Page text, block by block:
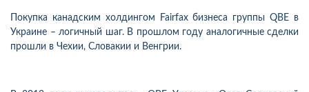
Покупка канадским холдингом Fairfax бизнеса группы QBE в
Украине – логичный шаг. В прошлом году аналогичные сделки
прошли в Чехии, Словакии и Венгрии.